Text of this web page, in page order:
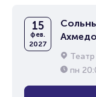
15
фев.
2027
пн